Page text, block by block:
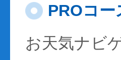
PROコ
お天気ナビ